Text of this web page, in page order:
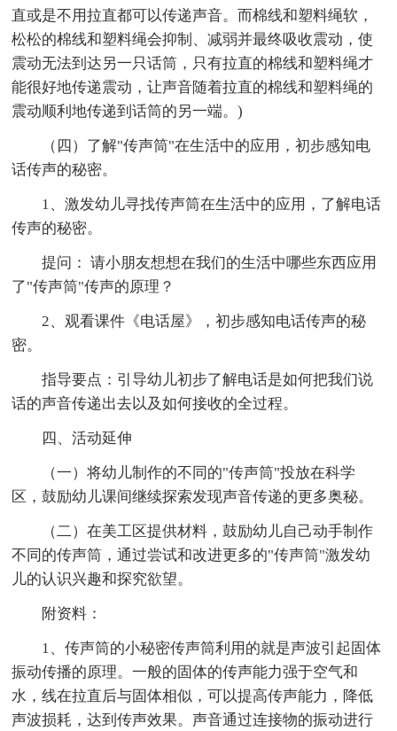
直或是不用拉直都可以传递声音。而棉线和塑料绳软，
松松的棉线和塑料绳会抑制、减弱并最终吸收震动，使
震动无法到达另一只话筒，只有拉直的棉线和塑料绳才
能很好地传递震动，让声音随着拉直的棉线和塑料绳的
震动顺利地传递到话筒的另一端。)
（四）了解"传声筒"在生活中的应用，初步感知电
话传声的秘密。
1、激发幼儿寻找传声筒在生活中的应用，了解电话
传声的秘密。
提问： 请小朋友想想在我们的生活中哪些东西应用
了"传声筒"传声的原理？
2、观看课件《电话屋》，初步感知电话传声的秘
密。
指导要点：引导幼儿初步了解电话是如何把我们说
话的声音传递出去以及如何接收的全过程。
四、活动延伸
（一）将幼儿制作的不同的"传声筒"投放在科学
区，鼓励幼儿课间继续探索发现声音传递的更多奥秘。
（二）在美工区提供材料，鼓励幼儿自己动手制作
不同的传声筒，通过尝试和改进更多的"传声筒"激发幼
儿的认识兴趣和探究欲望。
附资料：
1、传声筒的小秘密传声筒利用的就是声波引起固体
振动传播的原理。一般的固体的传声能力强于空气和
水，线在拉直后与固体相似，可以提高传声能力，降低
声波损耗，达到传声效果。声音通过连接物的振动进行